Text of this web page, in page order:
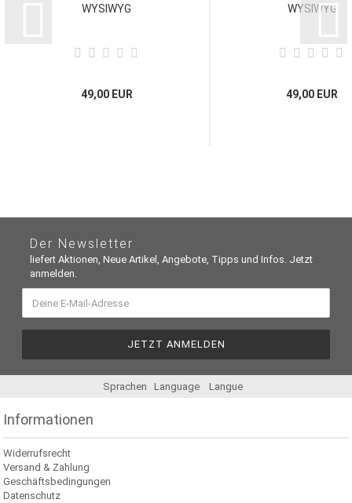
WYSIWYG
49,00 EUR
WYSIWYG
49,00 EUR
Der Newsletter
liefert Aktionen, Neue Artikel, Angebote, Tipps und Infos. Jetzt
anmelden.
Sprachen Language Langue
Informationen
Widerrufsrecht
Versand & Zahlung
Geschäftsbedingungen
Datenschutz